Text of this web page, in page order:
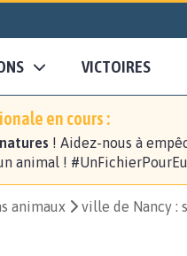
VICTOIRES
en cours :
! Aidez-nous à
animal !
animaux ville de Nancy :